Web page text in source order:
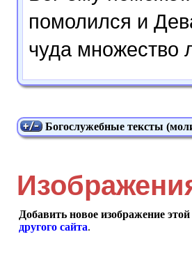
помолился и
чуда множество
Богослужебные тексты
Добавить новое изображение
другого сайта.